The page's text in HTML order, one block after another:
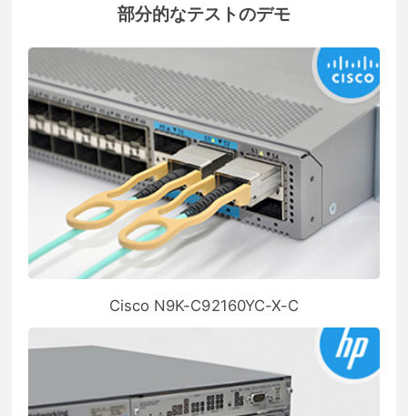
部分的なテストのデモ
Cisco N9K-C92160YC-X-C